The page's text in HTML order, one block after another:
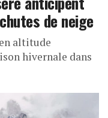
de neige
altitude
hivernale dans